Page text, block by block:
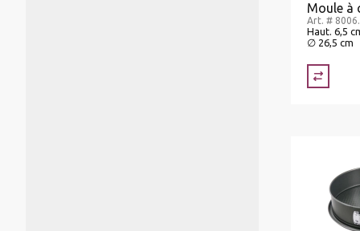
Moule à
Art. #
Haut. 6,5
∅ 26,5 cm